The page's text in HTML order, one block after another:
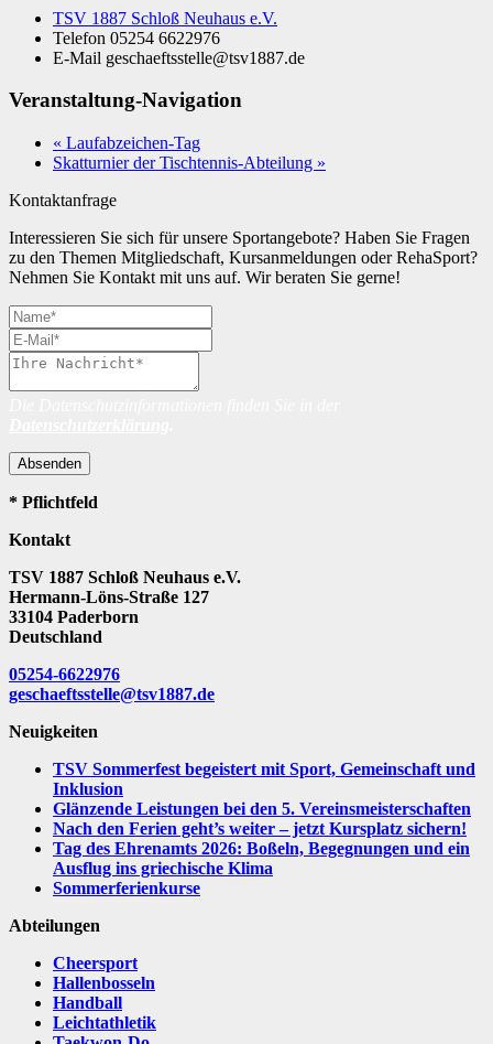
TSV 1887 Schloß Neuhaus e.V.
Telefon 05254 6622976
E-Mail geschaeftsstelle@tsv1887.de
Veranstaltung-Navigation
« Laufabzeichen-Tag
Skatturnier der Tischtennis-Abteilung »
Kontaktanfrage
Interessieren Sie sich für unsere Sportangebote? Haben Sie Fragen
zu den Themen Mitgliedschaft, Kursanmeldungen oder RehaSport?
Nehmen Sie Kontakt mit uns auf. Wir beraten Sie gerne!
Absenden
* Pflichtfeld
Kontakt
TSV 1887 Schloß Neuhaus e.V.
Hermann-Löns-Straße 127
33104 Paderborn
Deutschland
05254-6622976
geschaeftsstelle@tsv1887.de
Neuigkeiten
TSV Sommerfest begeistert mit Sport, Gemeinschaft und
Inklusion
Glänzende Leistungen bei den 5. Vereinsmeisterschaften
Nach den Ferien geht’s weiter – jetzt Kursplatz sichern!
Tag des Ehrenamts 2026: Boßeln, Begegnungen und ein
Ausflug ins griechische Klima
Sommerferienkurse
Abteilungen
Cheersport
Hallenbosseln
Handball
Leichtathletik